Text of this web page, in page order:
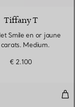
Tiffany T
Smile en or jaune
carats. Medium.
€ 2.100
by the